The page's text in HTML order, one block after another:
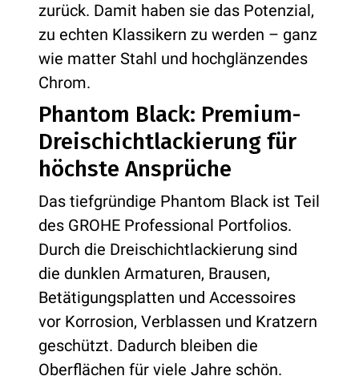
zurück. Damit haben sie das Potenzial,
zu echten Klassikern zu werden – ganz
wie matter Stahl und hochglänzendes
Chrom.
Phantom Black: Premium-
Dreischichtlackierung für
höchste Ansprüche
Das tiefgründige Phantom Black ist Teil
des GROHE Professional Portfolios.
Durch die Dreischichtlackierung sind
die dunklen Armaturen, Brausen,
Betätigungsplatten und Accessoires
vor Korrosion, Verblassen und Kratzern
geschützt. Dadurch bleiben die
Oberflächen für viele Jahre schön.